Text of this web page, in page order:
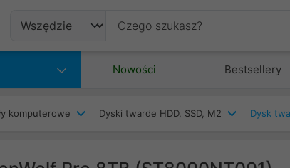
Nowości Bestsellery
komputerowe Dyski twarde HDD, SSD, M2 Dysk